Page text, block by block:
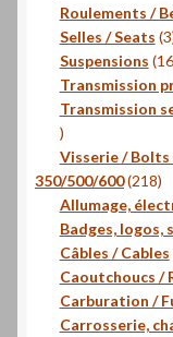
Roulements /
Selles / Seats 3
Suspensions 16
Transmission
Transmission
16
produits
Visserie / Bolts
350/500/600 218218
Allumage,
Badges, logos,
Câbles / Cables
Caoutchoucs /
Carburation /
Carrosserie,